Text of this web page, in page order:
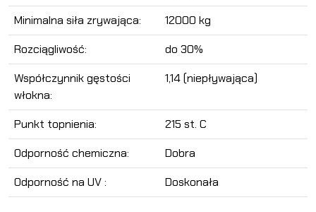
Minimalna siła zrywająca:
12000 kg
Rozciągliwość:
do 30%
Współczynnik gęstości
włokna:
1,14 (niepływająca)
Punkt topnienia:
215 st. C
Odporność chemiczna:
Dobra
Odporność na UV :
Doskonała